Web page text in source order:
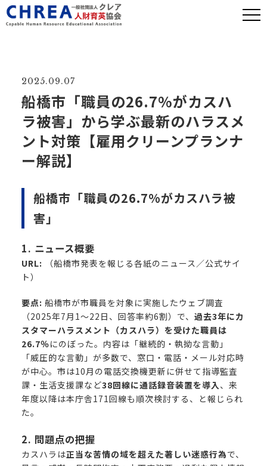
2025.09.07
船橋市「職員の26.7%がカスハ
ラ被害」から学ぶ最新のハラスメ
ント対策【雇用クリーンプランナ
ー解説】
船橋市「職員の26.7%がカスハラ被
害」
1. ニュース概要
URL:
（船橋市発表を報じる各紙のニュース／公式サイ
ト）
要点: 船橋市が市職員を対象に実施したウェブ調査
（2025年7月1～22日、回答率約6割）で、 過去3年にカ
スタマーハラスメント（カスハラ）を受けた職員は
26.7％にのぼった。内容は「継続的・執拗な言動」
「威圧的な言動」が多数で、窓口・電話・メール対応時
が中心。市は10月の電話交換機更新に併せて指導監査
課・生活支援課など38回線に通話録音装置を導入、来
年度以降は本庁舎171回線も順次検討する、と報じられ
た。
2. 問題点の把握
カスハラは正当な苦情の域を超えた著しい迷惑行為で、